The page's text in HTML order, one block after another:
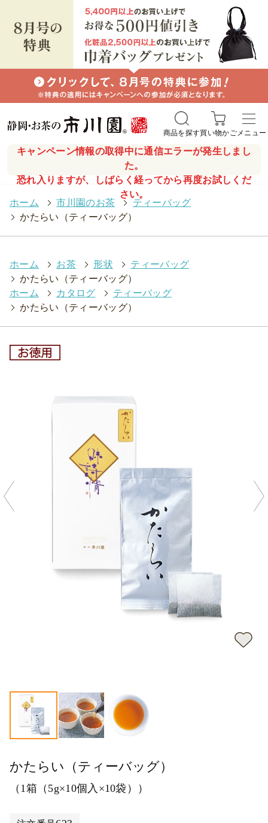
キャンペーン情報の取得中に通信エラーが発生しまし
た。
恐れ入りますが、しばらく経ってから再度お試しくだ
さい。
商品を探す買い物かごメニュー
ホーム > 市川園のお茶 >
ティーバッグ
> かたらい（ティーバッグ）
ホーム > お茶 > 形状 > ティーバッグ
> かたらい（ティーバッグ）
ホーム
> カタログ > ティーバッグ
> かたらい（ティーバッグ）
かたらい（ティーバッグ）
（1箱（5g×10個入×10袋））